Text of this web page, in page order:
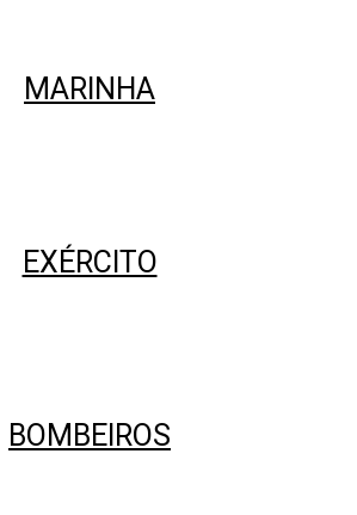
MARINHA
EXÉRCITO
BOMBEIROS